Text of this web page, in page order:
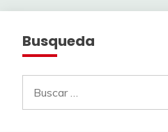
Busqueda